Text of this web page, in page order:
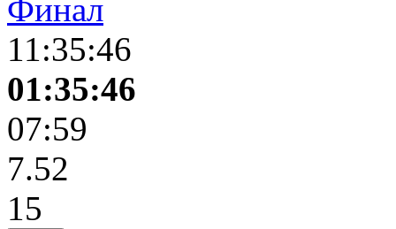
Финал
11:35:46
01:35:46
07:59
7.52
15